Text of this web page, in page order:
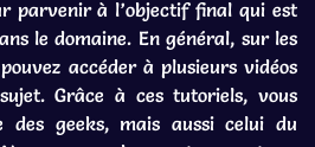
parvenir à l’objectif final qui est
le domaine. En général, sur les
accéder à plusieurs vidéos
Grâce à ces tutoriels, vous
des geeks, mais aussi celui du